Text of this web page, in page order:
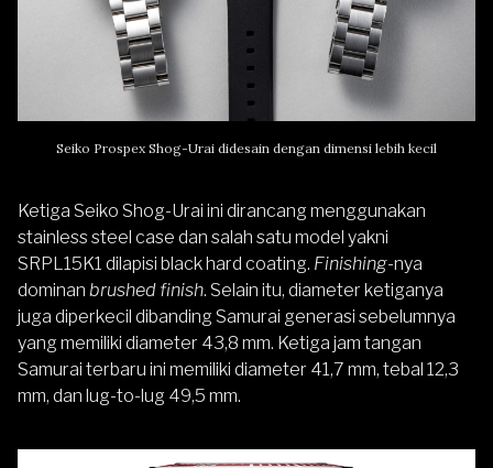
Seiko Prospex Shog-Urai didesain dengan dimensi lebih kecil
Ketiga Seiko Shog-Urai ini dirancang menggunakan
stainless steel case dan salah satu model yakni
SRPL15K1 dilapisi black hard coating. Finishing-nya
dominan brushed finish. Selain itu, diameter ketiganya
juga diperkecil dibanding Samurai generasi sebelumnya
yang memiliki diameter 43,8 mm. Ketiga jam tangan
Samurai terbaru ini memiliki diameter 41,7 mm, tebal 12,3
mm, dan lug-to-lug 49,5 mm.